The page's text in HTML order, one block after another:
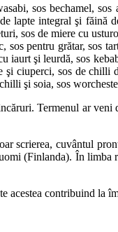
sos bechamel, sos
lapte integral şi făină
sos de miere cu
sos pentru grătar, sos
iaurt şi leurdă, sos
şi ciuperci, sos de chilli
şi soia, sos
Termenul ar
scrierea, cuvântul
(Finlanda). În limba
acestea contribuind la